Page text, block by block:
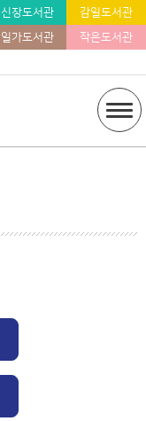
신장도서관
감일도서관
일가도서관
작은도서관